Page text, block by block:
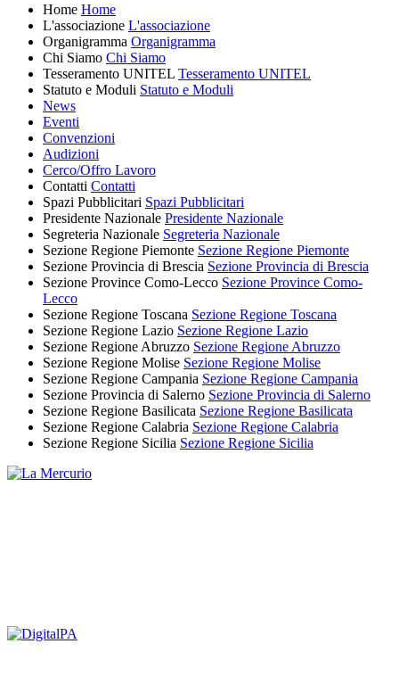
Home Home
L'associazione L'associazione
Organigramma Organigramma
Chi Siamo Chi Siamo
Tesseramento UNITEL Tesseramento UNITEL
Statuto e Moduli Statuto e Moduli
News
Eventi
Convenzioni
Audizioni
Cerco/Offro Lavoro
Contatti Contatti
Spazi Pubblicitari Spazi Pubblicitari
Presidente Nazionale Presidente Nazionale
Segreteria Nazionale Segreteria Nazionale
Sezione Regione Piemonte Sezione Regione Piemonte
Sezione Provincia di Brescia Sezione Provincia di Brescia
Sezione Province Como-Lecco Sezione Province Como-
Lecco
Sezione Regione Toscana Sezione Regione Toscana
Sezione Regione Lazio Sezione Regione Lazio
Sezione Regione Abruzzo Sezione Regione Abruzzo
Sezione Regione Molise Sezione Regione Molise
Sezione Regione Campania Sezione Regione Campania
Sezione Provincia di Salerno Sezione Provincia di Salerno
Sezione Regione Basilicata Sezione Regione Basilicata
Sezione Regione Calabria Sezione Regione Calabria
Sezione Regione Sicilia Sezione Regione Sicilia